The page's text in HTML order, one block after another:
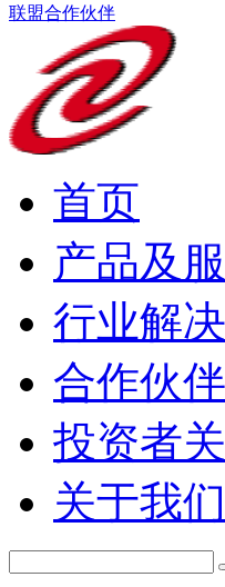
联盟合作伙伴
首页
产品及
行业解
合作伙伴
投资者
关于我们